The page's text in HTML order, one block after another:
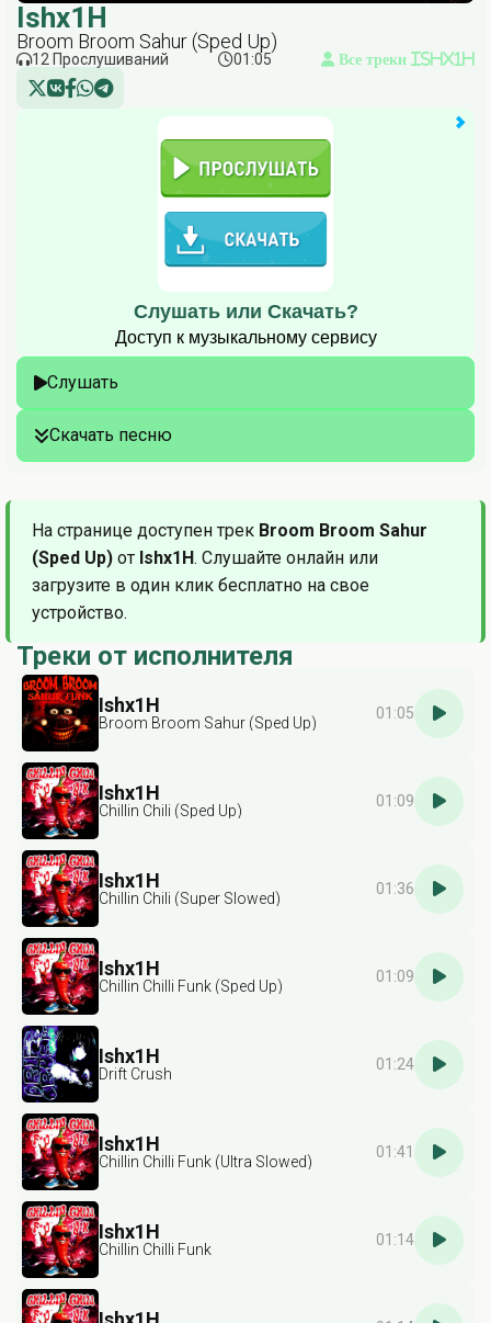
Ishx1H
Broom Broom Sahur (Sped Up)
12 Прослушиваний 01:05 Все треки Ishx1H
Слушать или Скачать?
Доступ к музыкальному сервису
Слушать
Скачать песню
На странице доступен трек Broom Broom Sahur
(Sped Up) от Ishx1H. Слушайте онлайн или
загрузите в один клик бесплатно на свое
устройство.
Треки от исполнителя
Ishx1H
Broom Broom Sahur (Sped Up)
01:05
Ishx1H
Chillin Chili (Sped Up)
01:09
Ishx1H
Chillin Chili (Super Slowed)
01:36
Ishx1H
Chillin Chilli Funk (Sped Up)
01:09
Ishx1H
Drift Crush
01:24
Ishx1H
Chillin Chilli Funk (Ultra Slowed)
01:41
Ishx1H
Chillin Chilli Funk
01:14